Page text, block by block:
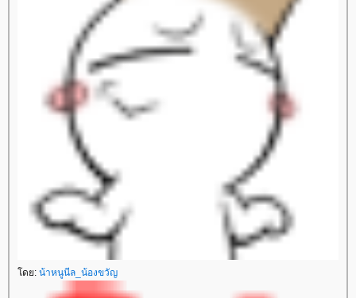
ดย: น้าหนูนีล_น้องขวัญ